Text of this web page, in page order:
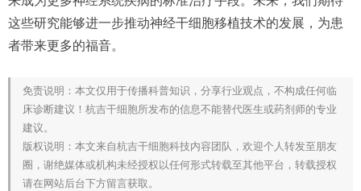
这些研究能够进一步推动神经干细胞移植技术的发展，为患
者带来更多的福音。
免责说明：本文仅用于传播科普知识，分享行业观点，不构成任何临
床诊断建议！杭吉干细胞所发布的信息不能替代医生或药剂师的专业
建议。
版权说明：本文来自杭吉干细胞科技内容团队，欢迎个人转发至朋友
圈，谢绝媒体或机构未经授权以任何形式转载至其他平台，转载授权
请在网站后台下方留言获取。